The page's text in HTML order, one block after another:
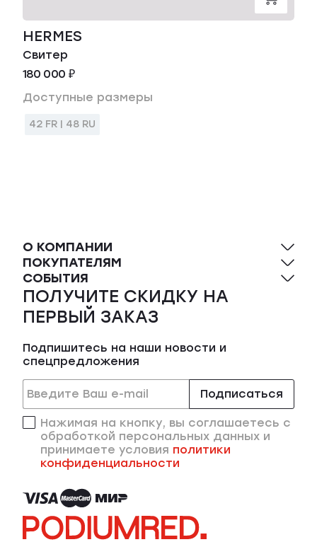
HERMES
Свитер
180 000 ₽
Доступные размеры
42 FR | 48 RU
О КОМПАНИИ
ПОКУПАТЕЛЯМ
СОБЫТИЯ
ПОЛУЧИТЕ СКИДКУ НА
ПЕРВЫЙ ЗАКАЗ
Подпишитесь на наши новости и
спецпредложения
Подписаться
Нажимая на кнопку, вы соглашаетесь с
обработкой персональных данных и
принимаете условия политики
конфиденциальности